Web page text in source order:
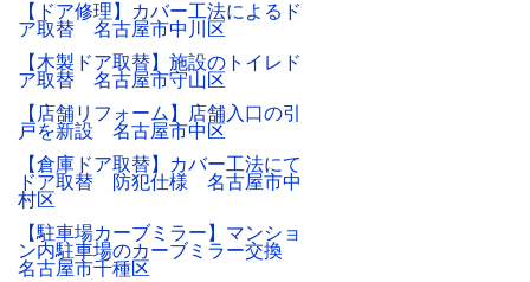
【ドア修理】カバー工法によるド
ア取替 名古屋市中川区
【木製ドア取替】施設のトイレド
ア取替 名古屋市守山区
【店舗リフォーム】店舗入口の引
戸を新設 名古屋市中区
【倉庫ドア取替】カバー工法にて
ドア取替 防犯仕様 名古屋市中
村区
【駐車場カーブミラー】マンショ
ン内駐車場のカーブミラー交換
名古屋市千種区